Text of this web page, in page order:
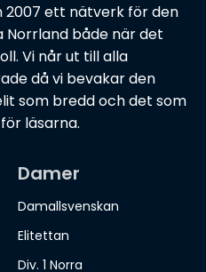
2007 ett nätverk för den
Norrland både när det
Vi når ut till alla
då vi bevakar den
som bredd och det som
läsarna.
Damer
Damallsvenskan
Elitettan
Div. 1 Norra